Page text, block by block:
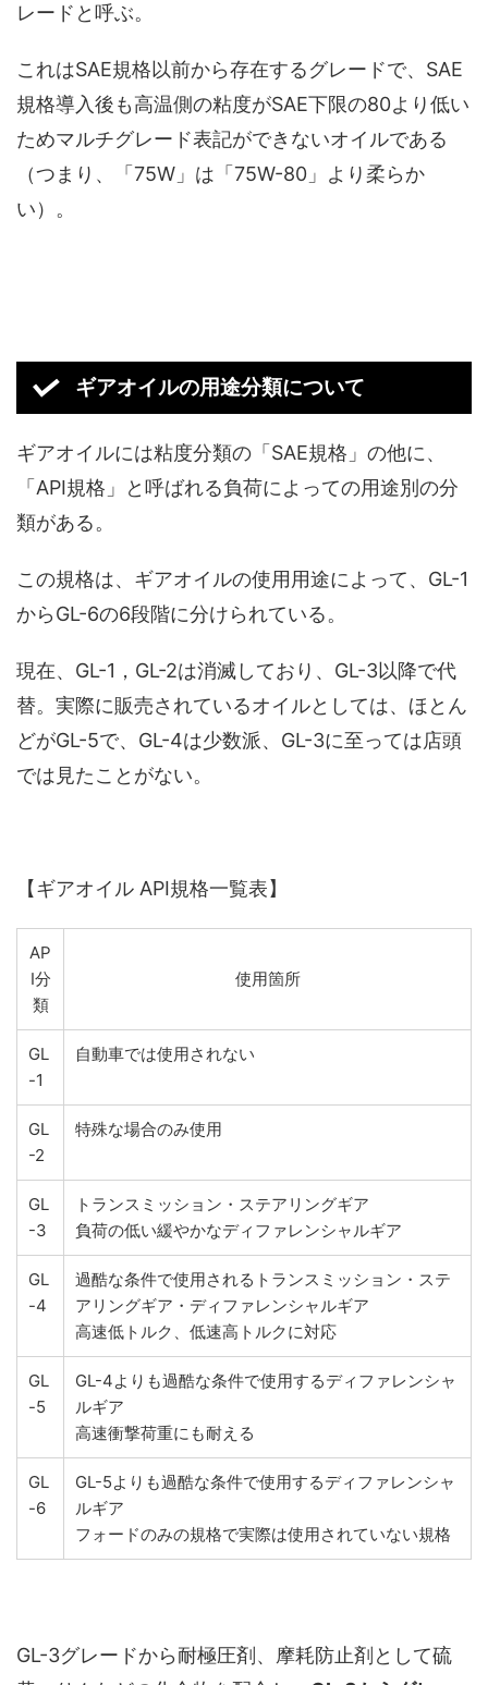
レードと呼ぶ。
これはSAE規格以前から存在するグレードで、SAE
規格導入後も高温側の粘度がSAE下限の80より低い
ためマルチグレード表記ができないオイルである
（つまり、「75W」は「75W-80」より柔らか
い）。
ギアオイルの用途分類について
ギアオイルには粘度分類の「SAE規格」の他に、
「API規格」と呼ばれる負荷によっての用途別の分
類がある。
この規格は、ギアオイルの使用用途によって、GL-1
からGL-6の6段階に分けられている。
現在、GL-1，GL-2は消滅しており、GL-3以降で代
替。実際に販売されているオイルとしては、ほとん
どがGL-5で、GL-4は少数派、GL-3に至っては店頭
では見たことがない。
【ギアオイル API規格一覧表】
AP
I分
類
使用箇所
GL
-1
自動車では使用されない
GL
-2
特殊な場合のみ使用
GL
-3
トランスミッション・ステアリングギア
負荷の低い緩やかなディファレンシャルギア
GL
-4
過酷な条件で使用されるトランスミッション・ステ
アリングギア・ディファレンシャルギア
高速低トルク、低速高トルクに対応
GL
-5
GL-4よりも過酷な条件で使用するディファレンシャ
ルギア
高速衝撃荷重にも耐える
GL
-6
GL-5よりも過酷な条件で使用するディファレンシャ
ルギア
フォードのみの規格で実際は使用されていない規格
GL-3グレードから耐極圧剤、摩耗防止剤として硫